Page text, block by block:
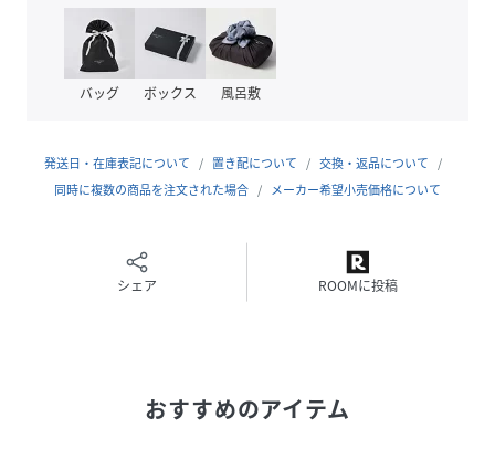
速乾性に優れ､ハリ感がある丈夫なタスランナイロンを採用｡
サラッとしたドライな質感が特徴の耐久性にも優れた水陸両
■デザイン
LOGOS Park/ロゴスパークのナイロンショートパンツ｡
フロントにはファスナー付きのメッシュポケット､バックに
ブランドのアイコンでもあるメイプルリーフマークは、フロ
バッグ ボックス 風呂敷
発送日・在庫表記について 置き配について
交換・返品について
同時に複数の商品を注文された場合
メーカー希望小売価格について
シェア ROOMに投稿
おすすめのアイテム